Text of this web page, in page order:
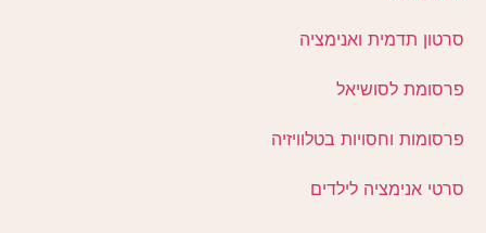
סרטון תדמית ואנימציה
פרסומת לסושיאל
פרסומות וחסויות בטלוויזיה
סרטי אנימציה לילדים